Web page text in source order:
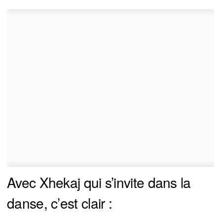
Avec Xhekaj qui s’invite dans la
danse, c’est clair :